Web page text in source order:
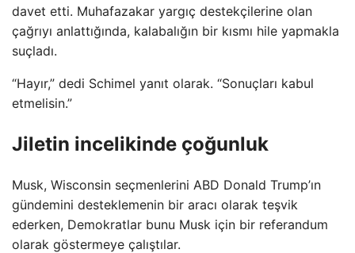
davet etti. Muhafazakar yargıç destekçilerine olan
çağrıyı anlattığında, kalabalığın bir kısmı hile yapmakla
suçladı.
“Hayır,” dedi Schimel yanıt olarak. “Sonuçları kabul
etmelisin.”
Jiletin incelikinde çoğunluk
Musk, Wisconsin seçmenlerini ABD Donald Trump’ın
gündemini desteklemenin bir aracı olarak teşvik
ederken, Demokratlar bunu Musk için bir referandum
olarak göstermeye çalıştılar.